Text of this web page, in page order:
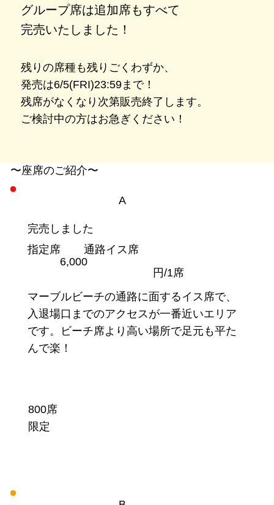
グループ席は追加席もすべて
完売いたしました！
残りの席種も残りごくわずか、
発売は6/5(FRI)23:59まで！
残席がなくなり次第販売終了します。
ご検討中の方はお急ぎください！
〜座席のご紹介〜
A
完売しました
指定席
通路イス席
6,000
円/1席
マーブルビーチの通路に面するイス席で、
入退場口までのアクセスが一番近いエリア
です。ビーチ席より高い場所で足元も平た
んで楽！
800席
限定